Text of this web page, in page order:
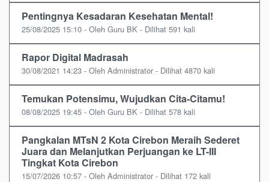
Pentingnya Kesadaran Kesehatan Mental!
25/08/2025 15:10 - Oleh Guru BK - Dilihat 591 kali
Rapor Digital Madrasah
30/08/2021 14:23 - Oleh Administrator - Dilihat 4870 kali
Temukan Potensimu, Wujudkan Cita-Citamu!
08/08/2025 19:45 - Oleh Guru BK - Dilihat 578 kali
Pangkalan MTsN 2 Kota Cirebon Meraih Sederet
Juara dan Melanjutkan Perjuangan ke LT-III
Tingkat Kota Cirebon
15/07/2026 10:57 - Oleh Administrator - Dilihat 172 kali